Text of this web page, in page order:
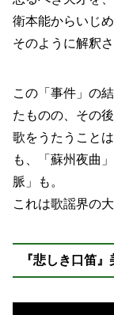
衛本能からいじ
そのように解釈
この「事件」の
たものの、その
歌をうたうこと
も、「蘇州夜曲
脈」も。
これは歌謡界の
『悲しき口笛